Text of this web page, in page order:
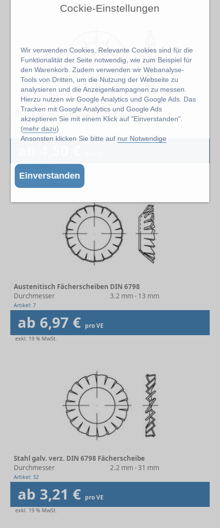
Cockie-Einstellungen
Wir verwenden Cookies. Relevante Cookies sind für die
Funktionalität der Seite notwendig, wie zum Beispiel für
den Warenkorb. Zudem verwenden wir Webanalyse-
Tools von Dritten, um die Nutzung der Webseite zu
analysieren und die Anzeigenkampagnen zu messen.
Hierzu nutzen wir Google Analytics und Google Ads. Das
Tracken mit Google Analytics und Google Ads
akzeptieren Sie mit einem Klick auf "Einverstanden".
(mehr dazu)
Ansonsten klicken Sie bitte auf nur Notwendige
Einverstanden
Stahl Fächerscheibe galv. verz. DIN 6798
Durchmesser
2.2 mm - 31 mm
Artikel: 28
exkl. 19% MwSt.
Austenitisch Fächerscheiben DIN 6798
Durchmesser
3.2 mm - 13 mm
Artikel: 7
ab 6,97 € pro VE
exkl. 19 % MwSt.
Stahl galv. verz. DIN 6798 Fächerscheibe
Durchmesser
2.2 mm - 31 mm
Artikel: 32
ab 3,21 € pro VE
exkl. 19 % MwSt.